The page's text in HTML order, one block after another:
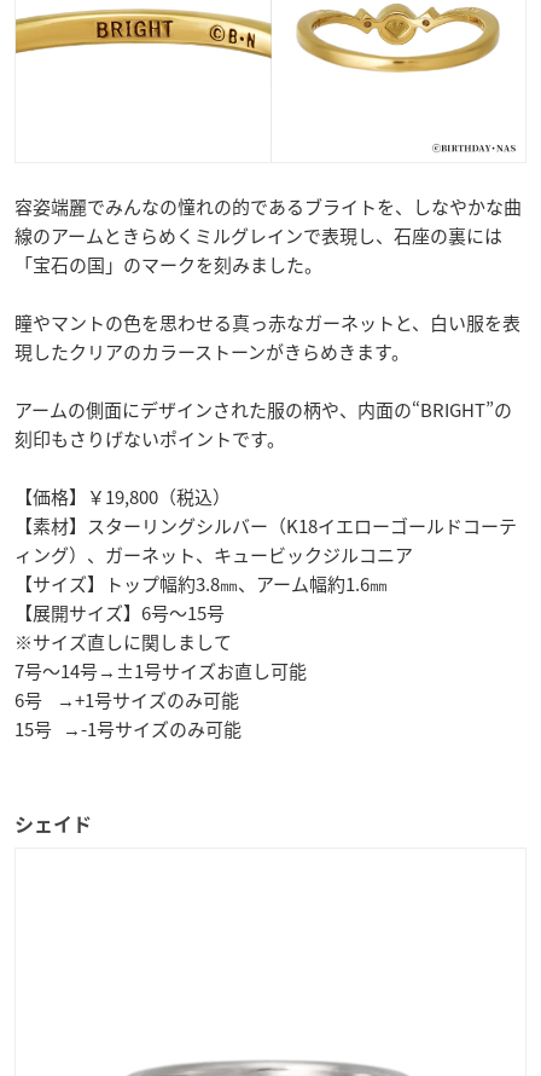
容姿端麗でみんなの憧れの的であるブライトを、しなやかな曲
線のアームときらめくミルグレインで表現し、石座の裏には
「宝石の国」のマークを刻みました。
瞳やマントの色を思わせる真っ赤なガーネットと、白い服を表
現したクリアのカラーストーンがきらめきます。
アームの側面にデザインされた服の柄や、内面の“BRIGHT”の
刻印もさりげないポイントです。
【価格】￥19,800（税込）
【素材】スターリングシルバー（K18イエローゴールドコーテ
ィング）、ガーネット、キュービックジルコニア
【サイズ】トップ幅約3.8㎜、アーム幅約1.6㎜
【展開サイズ】6号～15号
※サイズ直しに関しまして
7号～14号→±1号サイズお直し可能
6号 →+1号サイズのみ可能
15号 →-1号サイズのみ可能
シェイド